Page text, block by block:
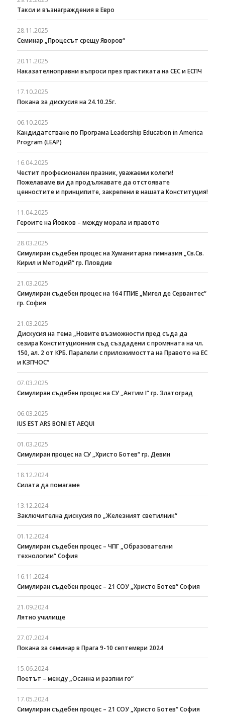
Такси и възнаграждения в Евро
28.11.2025
Семинар „Процесът срещу Яворов“
20.11.2025
Наказателноправни въпроси през практиката на СЕС и ЕСПЧ
17.10.2025
Покана за дискусия на 24.10.25г.
06.10.2025
Кандидатстване по Програма Leadership Education in America
Program (LEAP)
16.04.2025
Честит професионален празник, уважаеми колеги!
Пожелаваме ви да продължавате да отстоявате
ценностите и принципите, закрепени в нашата Конституция!
11.04.2025
Героите на Йовков – между морала и правото
28.03.2025
Симулиран съдебен процес на Хуманитарна гимназия „Св.Св.
Кирил и Методий“ гр. Пловдив
21.03.2025
Симулиран съдебен процес на 164 ГПИЕ „Мигел де Сервантес“
гр. София
21.03.2025
Дискусия на тема „Новите възможности пред съда да
сезира Конституционния съд създадени с промяната на чл.
150, ал. 2 от КРБ. Паралели с приложимостта на Правото на ЕС
и КЗПЧОС“
07.03.2025
Симулиран съдебен процес на СУ „Антим I“ гр. Златоград
06.03.2025
IUS EST ARS BONI ET AEQUI
01.03.2025
Симулиран процес на СУ „Христо Ботев“ гр. Девин
18.12.2024
Силата да помагаме
13.12.2024
Заключителна дискусия по „Железният светилник“
01.12.2024
Симулиран съдебен процес – ЧПГ „Образователни
технологии“ София
16.11.2024
Симулиран съдебен процес – 21 СОУ „Христо Ботев“ София
21.09.2024
Лятно училище
27.07.2024
Покана за семинар в Прага 9-10 септември 2024
15.06.2024
Поетът – между „Осанна и разпни го“
17.05.2024
Симулиран съдебен процес – 21 СОУ „Христо Ботев“ София